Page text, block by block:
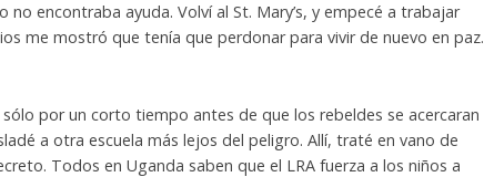
encontraba ayuda. Volví al St. Mary’s, y empecé a trabajar
me mostró que tenía que perdonar para vivir de nuevo en paz.
por un corto tiempo antes de que los rebeldes se acercaran
a otra escuela más lejos del peligro. Allí, traté en vano de
Todos en Uganda saben que el LRA fuerza a los niños a